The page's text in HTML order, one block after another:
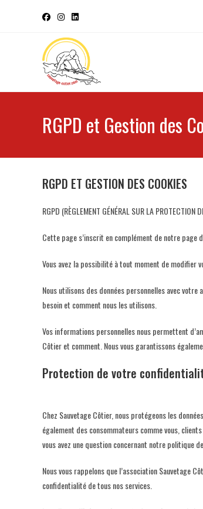
RGPD et Gestion des
RGPD ET GESTION DES COOKIES
RGPD (RÈGLEMENT GÉNÉRAL SUR LA PROTECTION
Cette page s’inscrit en complément de notre page
Vous avez la possibilité à tout moment de modifier
Nous utilisons des données personnelles avec
besoin et comment nous les utilisons.
Vos informations personnelles nous permettent
Côtier et comment. Nous vous garantissons
Protection de votre
Chez Sauvetage Côtier, nous protégeons les
également des consommateurs comme vous,
vous avez une question concernant notre politique
Nous vous rappelons que l’association Sauvetage
confidentialité de tous nos services.